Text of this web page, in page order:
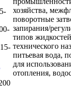
хозяйства,
поворотные
запирания/
типов
технического
питьевая вода,
для
отопления,